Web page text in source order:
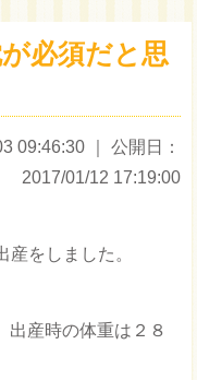
必須だと思
09:46:30 ｜ 公開日：
2017/01/12 17:19:00
をしました。
出産時の体重は２８